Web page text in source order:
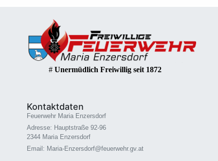
# Unermüdlich Freiwillig seit 1872
Kontaktdaten
Feuerwehr Maria Enzersdorf
Adresse: Hauptstraße 92-96
2344 Maria Enzersdorf
Email: Maria-Enzersdorf@feuerwehr.gv.at